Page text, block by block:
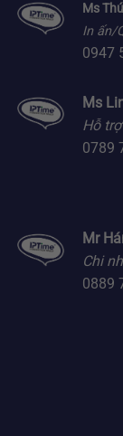
Ms
In ấn/
0947
Ms
Hỗ
0789
Mr
Chi
0889